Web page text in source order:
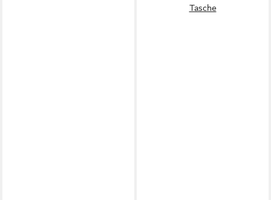
Tasche